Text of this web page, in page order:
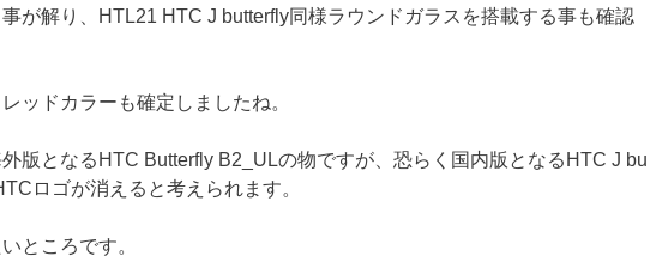
が解り、HTL21 HTC J butterfly同様ラウンドガラスを搭載する事も確認
ッドカラーも確定しましたね。
版となるHTC Butterfly B2_ULの物ですが、恐らく国内版となるHTC J bu
ロゴが消えると考えられます。
ところです。